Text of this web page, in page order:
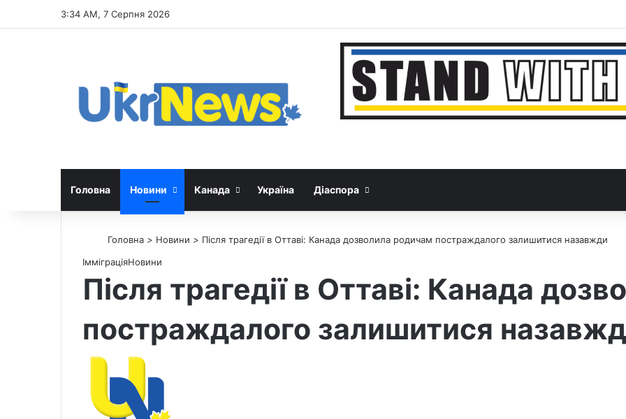
3:34 AM, 7 Серпня 2026
Google News
Threads
Головна Новини Канада Україна Діаспора
Головна > Новини > Після трагедії в Оттаві: Канада дозволила родичам постраждалого залишитися назавжди
ІмміграціяНовини
Після трагедії в Оттаві: Канада
постраждалого залишитися